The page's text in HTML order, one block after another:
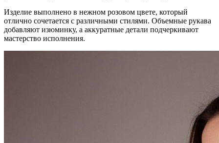
Изделие выполнено в нежном розовом цвете, который
отлично сочетается с различными стилями. Объемные рукава
добавляют изюминку, а аккуратные детали подчеркивают
мастерство исполнения.